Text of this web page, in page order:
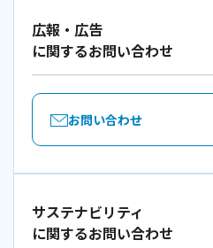
広報・広告
に関するお問い合わせ
お問い合わせ
サステナビリティ
に関するお問い合わせ